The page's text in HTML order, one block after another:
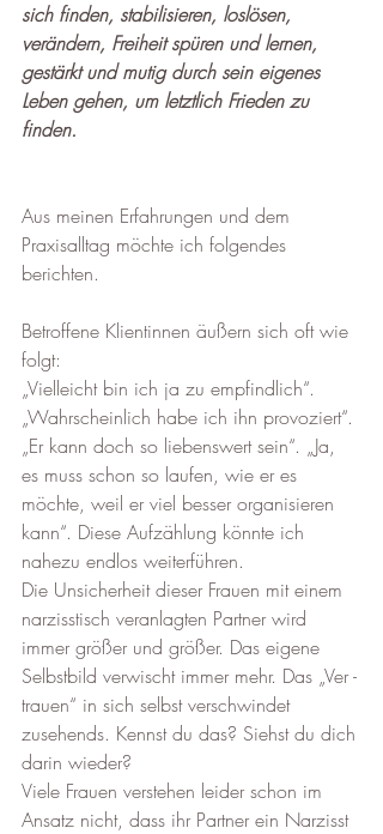
sich finden, stabilisieren, loslösen,
verändern, Freiheit spüren und lernen,
gestärkt und mutig durch sein eigenes
Leben gehen, um letztlich Frieden zu
finden.
Aus meinen Erfahrungen und dem
Praxisalltag möchte ich folgendes
berichten.
Betroffene Klientinnen äußern sich oft wie
folgt:
„Vielleicht bin ich ja zu empfindlich“.
„Wahrscheinlich habe ich ihn provoziert“.
„Er kann doch so liebenswert sein“. „Ja,
es muss schon so laufen, wie er es
möchte, weil er viel besser organisieren
kann“. Diese Aufzählung könnte ich
nahezu endlos weiterführen.
Die Unsicherheit dieser Frauen mit einem
narzisstisch veranlagten Partner wird
immer größer und größer. Das eigene
Selbstbild verwischt immer mehr. Das „Ver -
trauen“ in sich selbst verschwindet
zusehends. Kennst du das? Siehst du dich
darin wieder?
Viele Frauen verstehen leider schon im
Ansatz nicht, dass ihr Partner ein Narzisst